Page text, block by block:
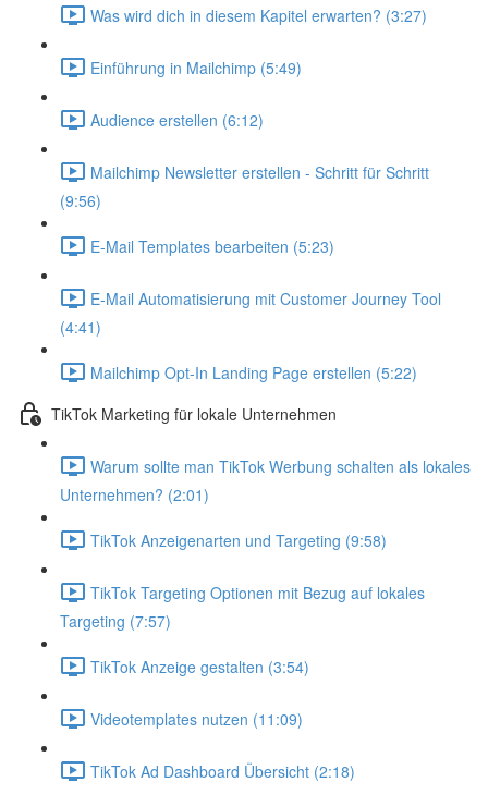
Was wird dich in diesem Kapitel erwarten? (3:27)
Einführung in Mailchimp (5:49)
Audience erstellen (6:12)
Mailchimp Newsletter erstellen - Schritt für Schritt
(9:56)
E-Mail Templates bearbeiten (5:23)
E-Mail Automatisierung mit Customer Journey Tool
(4:41)
Mailchimp Opt-In Landing Page erstellen (5:22)
TikTok Marketing für lokale Unternehmen
Warum sollte man TikTok Werbung schalten als lokales
Unternehmen? (2:01)
TikTok Anzeigenarten und Targeting (9:58)
TikTok Targeting Optionen mit Bezug auf lokales
Targeting (7:57)
TikTok Anzeige gestalten (3:54)
Videotemplates nutzen (11:09)
TikTok Ad Dashboard Übersicht (2:18)